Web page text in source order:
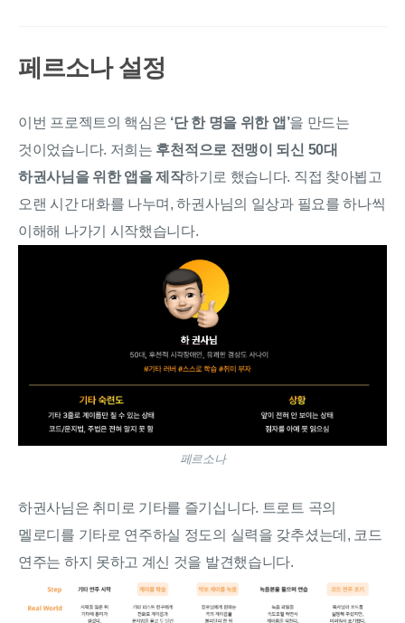
페르소나 설정
이번 프로젝트의 핵심은 ‘단 한 명을 위한 앱’을 만드는
것이었습니다. 저희는 후천적으로 전맹이 되신 50대
하권사님을 위한 앱을 제작하기로 했습니다. 직접 찾아뵙고
오랜 시간 대화를 나누며, 하권사님의 일상과 필요를 하나씩
이해해 나가기 시작했습니다.
페르소나
하권사님은 취미로 기타를 즐기십니다. 트로트 곡의
멜로디를 기타로 연주하실 정도의 실력을 갖추셨는데, 코드
연주는 하지 못하고 계신 것을 발견했습니다.